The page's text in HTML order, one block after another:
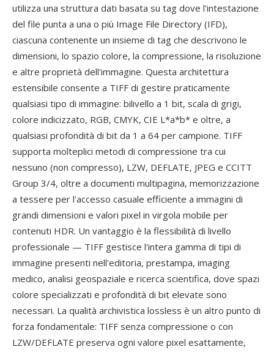
utilizza una struttura dati basata su tag dove l'intestazione
del file punta a una o più Image File Directory (IFD),
ciascuna contenente un insieme di tag che descrivono le
dimensioni, lo spazio colore, la compressione, la risoluzione
e altre proprietà dell'immagine. Questa architettura
estensibile consente a TIFF di gestire praticamente
qualsiasi tipo di immagine: bilivello a 1 bit, scala di grigi,
colore indicizzato, RGB, CMYK, CIE L*a*b* e oltre, a
qualsiasi profondità di bit da 1 a 64 per campione. TIFF
supporta molteplici metodi di compressione tra cui
nessuno (non compresso), LZW, DEFLATE, JPEG e CCITT
Group 3/4, oltre a documenti multipagina, memorizzazione
a tessere per l'accesso casuale efficiente a immagini di
grandi dimensioni e valori pixel in virgola mobile per
contenuti HDR. Un vantaggio è la flessibilità di livello
professionale — TIFF gestisce l'intera gamma di tipi di
immagine presenti nell'editoria, prestampa, imaging
medico, analisi geospaziale e ricerca scientifica, dove spazi
colore specializzati e profondità di bit elevate sono
necessari. La qualità archivistica lossless è un altro punto di
forza fondamentale: TIFF senza compressione o con
LZW/DEFLATE preserva ogni valore pixel esattamente,